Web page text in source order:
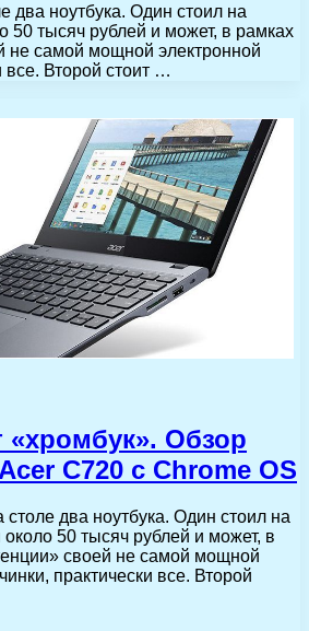
два ноутбука. Один стоил на
50 тысяч рублей и может, в рамках
не самой мощной электронной
все. Второй стоит …
«хромбук». Обзор
C720 с Chrome OS
два ноутбука. Один стоил на
50 тысяч рублей и может, в
своей не самой мощной
практически все. Второй